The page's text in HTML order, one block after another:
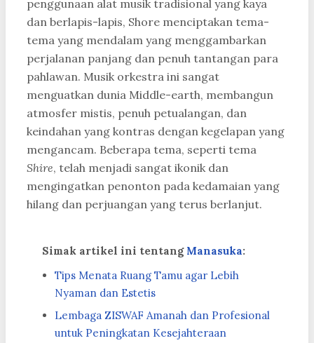
penggunaan alat musik tradisional yang kaya
dan berlapis-lapis, Shore menciptakan tema-
tema yang mendalam yang menggambarkan
perjalanan panjang dan penuh tantangan para
pahlawan. Musik orkestra ini sangat
menguatkan dunia Middle-earth, membangun
atmosfer mistis, penuh petualangan, dan
keindahan yang kontras dengan kegelapan yang
mengancam. Beberapa tema, seperti tema
Shire, telah menjadi sangat ikonik dan
mengingatkan penonton pada kedamaian yang
hilang dan perjuangan yang terus berlanjut.
Simak artikel ini tentang Manasuka:
Tips Menata Ruang Tamu agar Lebih
Nyaman dan Estetis
Lembaga ZISWAF Amanah dan Profesional
untuk Peningkatan Kesejahteraan